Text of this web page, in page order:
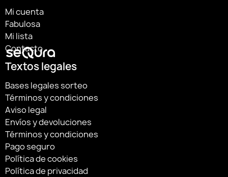
Mi cuenta
Fabulosa
Mi lista
Contacto
Textos legales
Bases legales sorteo
Términos y condiciones
Aviso legal
Envíos y devoluciones
Términos y condiciones
Pago seguro
Política de cookies
Política de privacidad